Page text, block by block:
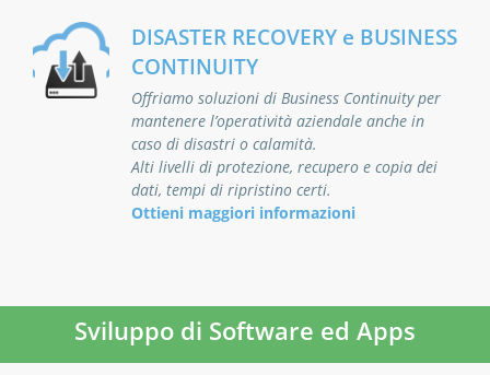
DISASTER RECOVERY e BUSINESS
CONTINUITY
Offriamo soluzioni di Business Continuity per
mantenere l’operatività aziendale anche in
caso di disastri o calamità.
Alti livelli di protezione, recupero e copia dei
dati, tempi di ripristino certi.
Ottieni maggiori informazioni
Sviluppo di Software ed Apps